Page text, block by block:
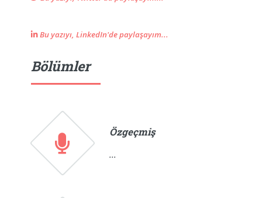
Bu yazıyı, LinkedIn'de paylaşayım...
Bölümler
Özgeçmiş
...